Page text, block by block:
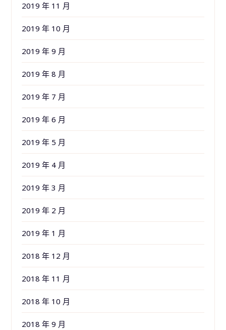
2019 年 11 月
2019 年 10 月
2019 年 9 月
2019 年 8 月
2019 年 7 月
2019 年 6 月
2019 年 5 月
2019 年 4 月
2019 年 3 月
2019 年 2 月
2019 年 1 月
2018 年 12 月
2018 年 11 月
2018 年 10 月
2018 年 9 月